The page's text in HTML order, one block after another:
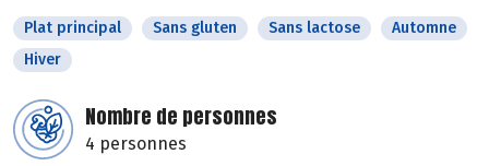
Plat principal Sans gluten Sans lactose
Automne
Hiver
Nombre de personnes
4 personnes